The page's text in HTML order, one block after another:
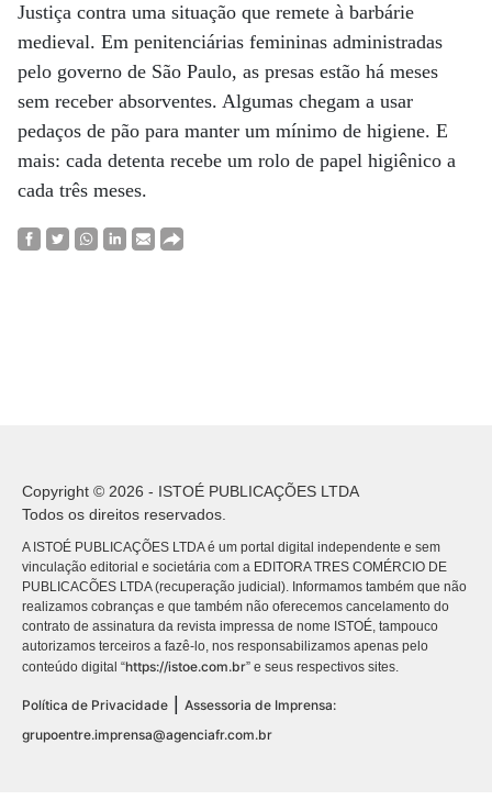
Justiça contra uma situação que remete à barbárie
medieval. Em penitenciárias femininas administradas
pelo governo de São Paulo, as presas estão há meses
sem receber absorventes. Algumas chegam a usar
pedaços de pão para manter um mínimo de higiene. E
mais: cada detenta recebe um rolo de papel higiênico a
cada três meses.
Copyright © 2026 - ISTOÉ PUBLICAÇÕES LTDA
Todos os direitos reservados.
A ISTOÉ PUBLICAÇÕES LTDA é um portal digital independente e sem
vinculação editorial e societária com a EDITORA TRES COMÉRCIO DE
PUBLICACÕES LTDA (recuperação judicial). Informamos também que não
realizamos cobranças e que também não oferecemos cancelamento do
contrato de assinatura da revista impressa de nome ISTOÉ, tampouco
autorizamos terceiros a fazê-lo, nos responsabilizamos apenas pelo
conteúdo digital “https://istoe.com.br” e seus respectivos sites.
Política de Privacidade
Assessoria de Imprensa:
grupoentre.imprensa@agenciafr.com.br